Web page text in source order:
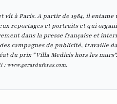
vît à Paris. A partir de 1984, il
reportages et portraits et qui
dans la presse française et
campagnes de publicité, travaille
du prix "Villa Medicis hors les murs".
: www.gerarduferas.com.